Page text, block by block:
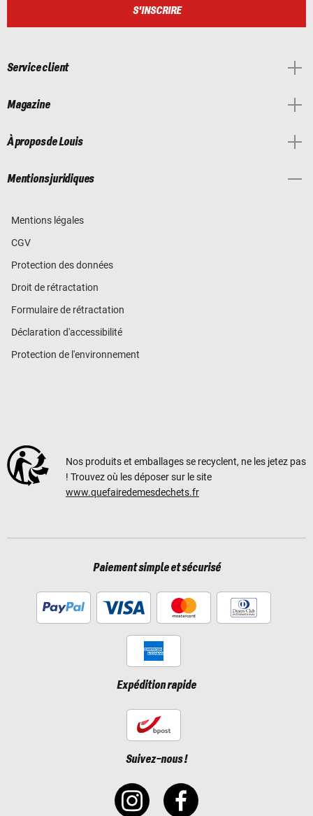
S'INSCRIRE
Service client
Magazine
À propos de Louis
Mentions juridiques
Mentions légales
CGV
Protection des données
Droit de rétractation
Formulaire de rétractation
Déclaration d'accessibilité
Protection de l'environnement
Nos produits et emballages se recyclent, ne les jetez pas
! Trouvez où les déposer sur le site
www.quefairedemesdechets.fr
Paiement simple et sécurisé
Expédition rapide
Suivez-nous !